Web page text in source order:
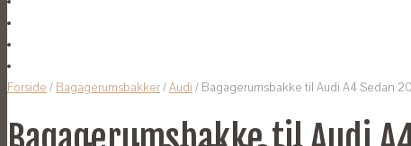
Forside / Bagagerumsbakker/Audi / Bagagerumsbakke til Audi A4 Sedan